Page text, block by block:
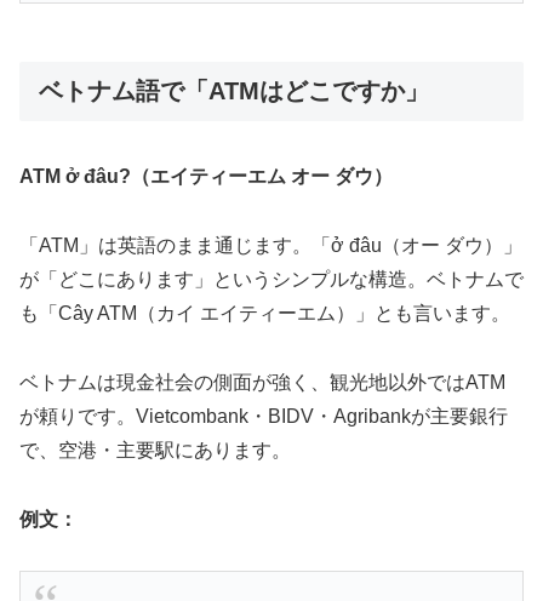
ベトナム語で「ATMはどこですか」
ATM ở đâu?（エイティーエム オー ダウ）
「ATM」は英語のまま通じます。「ở đâu（オー ダウ）」
が「どこにあります」というシンプルな構造。ベトナムで
も「Cây ATM（カイ エイティーエム）」とも言います。
ベトナムは現金社会の側面が強く、観光地以外ではATM
が頼りです。Vietcombank・BIDV・Agribankが主要銀行
で、空港・主要駅にあります。
例文：